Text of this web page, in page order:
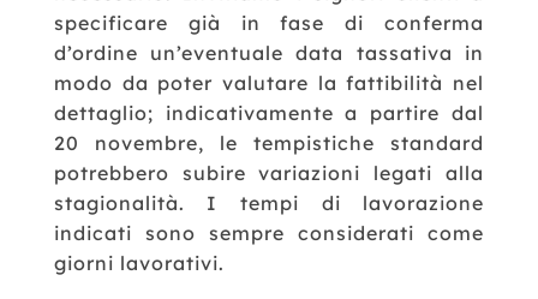
specificare già in fase di conferma
d’ordine un’eventuale data tassativa in
modo da poter valutare la fattibilità nel
dettaglio; indicativamente a partire dal
20 novembre, le tempistiche standard
potrebbero subire variazioni legati alla
stagionalità. I tempi di lavorazione
indicati sono sempre considerati come
giorni lavorativi.